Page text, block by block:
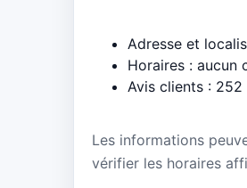
Adresse et
Horaires : aucun
Avis clients :
Les informations
vérifier les horaires